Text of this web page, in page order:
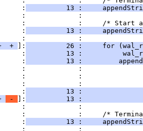
:
13 :
:             :
:             :     /* Start
:
13 :
:             :
+ ]:
26 :     for
:
13 :
:
13 :
:             :
:             :
:             :
:
13 :
- ]:
13 :
:             :
:             :     /*
:
13 :
:             :